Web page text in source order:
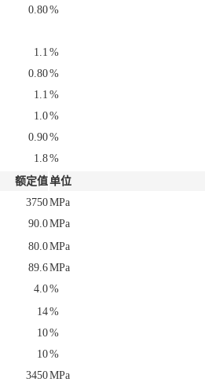
0.80%
1.1 %
0.80%
1.1 %
1.0%
0.90%
1.8%
额定值单位
3750MPa
90.0MPa
80.0MPa
89.6MPa
4.0%
14%
10%
10%
3450MPa